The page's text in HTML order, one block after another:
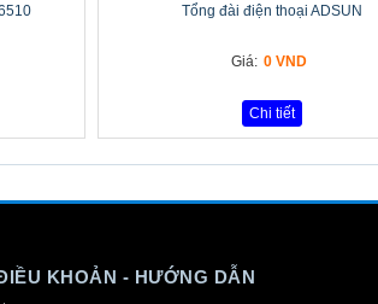
Tổng đài điện thoại ADSUN
Giá: 0 VND
Chi tiết
KHOẢN - HƯỚNG DẪN